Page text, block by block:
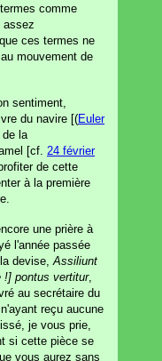
comme
assez
ces termes ne
mouvement de
sentiment,
du navire [(Euler
la
[cf. 24 février
de cette
à la première
une prière à
l'année passée
devise, Assiliunt
!] pontus vertitur,
au secrétaire du
reçu aucune
je vous prie,
si cette pièce se
vous aurez sans